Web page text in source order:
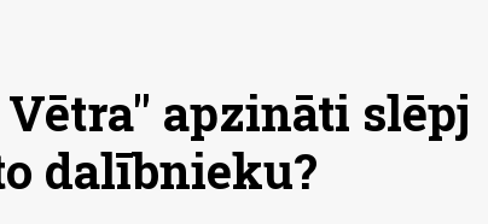
apzināti slēpj
dalībnieku?